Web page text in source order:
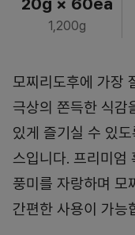
1,200g
모찌리도후에 가장
극상의 쫀득한 식감
있게 즐기실 수 있
스입니다. 프리미엄
풍미를 자랑하며 모
간편한 사용이 가능